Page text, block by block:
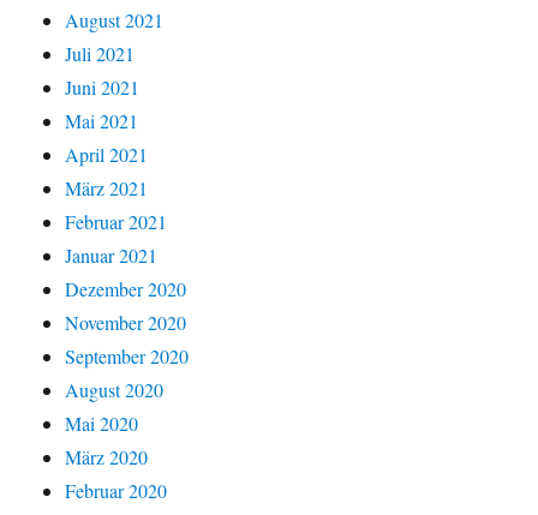
August 2021
Juli 2021
Juni 2021
Mai 2021
April 2021
März 2021
Februar 2021
Januar 2021
Dezember 2020
November 2020
September 2020
August 2020
Mai 2020
März 2020
Februar 2020